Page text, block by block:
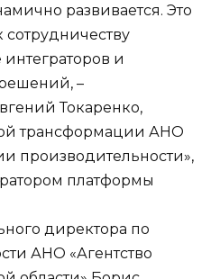
развивается. Это
и
–
Токаренко,
трансформации АНО
производительности»,
платформы
директора по
АНО «Агентство